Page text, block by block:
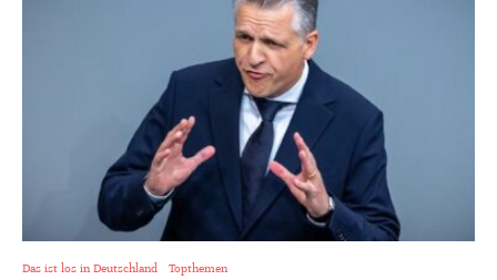
Das ist los in Deutschland Topthemen